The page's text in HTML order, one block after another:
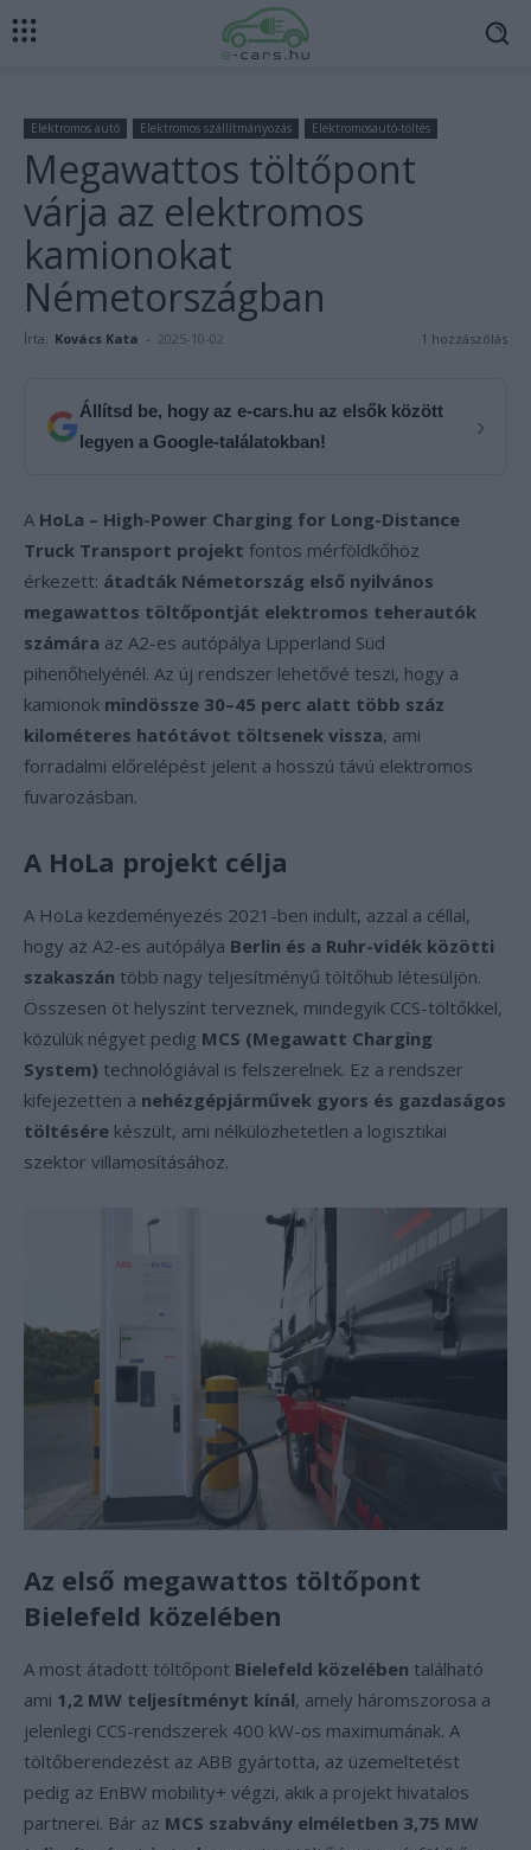
Elektromos autó Elektromos szállítmányozás Elektromosautó-töltés
Megawattos töltőpont
várja az elektromos
kamionokat
Németországban
Írta: Kovács Kata - 2025-10-02 1 hozzászólás
Állítsd be, hogy az e-cars.hu az elsők között
legyen a Google-találatokban!
›
A HoLa – High-Power Charging for Long-Distance
Truck Transport projekt fontos mérföldkőhöz
érkezett: átadták Németország első nyilvános
megawattos töltőpontját elektromos teherautók
számára az A2-es autópálya Lipperland Süd
pihenőhelyénél. Az új rendszer lehetővé teszi, hogy a
kamionok mindössze 30–45 perc alatt több száz
kilométeres hatótávot töltsenek vissza, ami
forradalmi előrelépést jelent a hosszú távú elektromos
fuvarozásban.
A HoLa projekt célja
A HoLa kezdeményezés 2021-ben indult, azzal a céllal,
hogy az A2-es autópálya Berlin és a Ruhr-vidék közötti
szakaszán több nagy teljesítményű töltőhub létesüljön.
Összesen öt helyszínt terveznek, mindegyik CCS-töltőkkel,
közülük négyet pedig MCS (Megawatt Charging
System) technológiával is felszerelnek. Ez a rendszer
kifejezetten a nehézgépjárművek gyors és gazdaságos
töltésére készült, ami nélkülözhetetlen a logisztikai
szektor villamosításához.
Az első megawattos töltőpont
Bielefeld közelében
A most átadott töltőpont Bielefeld közelében található
ami 1,2 MW teljesítményt kínál, amely háromszorosa a
jelenlegi CCS-rendszerek 400 kW-os maximumának. A
töltőberendezést az ABB gyártotta, az üzemeltetést
pedig az EnBW mobility+ végzi, akik a projekt hivatalos
partnerei. Bár az MCS szabvány elméletben 3,75 MW